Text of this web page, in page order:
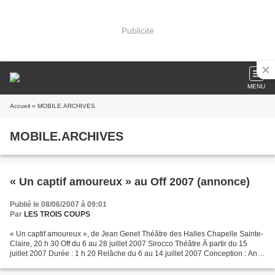
Publicité
MENU
Accueil » MOBILE.ARCHIVES
MOBILE.ARCHIVES
« Un captif amoureux » au Off 2007 (annonce)
Publié le 08/06/2007 à 09:01
Par LES TROIS COUPS
« Un captif amoureux », de Jean Genet Théâtre des Halles Chapelle Sainte-
Claire, 20 h 30 Off du 6 au 28 juillet 2007 Sirocco Théâtre À partir du 15
juillet 2007 Durée : 1 h 20 Relâche du 6 au 14 juillet 2007 Conception : Anita